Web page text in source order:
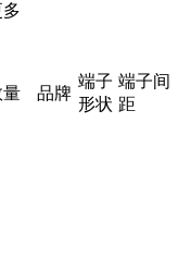
量 品牌
端子
形状
端子间
距